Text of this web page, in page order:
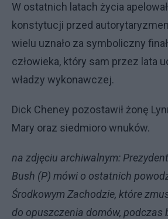
W ostatnich latach życia
konstytucji przed
wielu uznało za symboliczny
człowieka, który sam przez lata
władzy wykonawczej.
Dick Cheney pozostawił żonę
Mary oraz siedmioro wnuków.
na zdjęciu archiwalnym: Prezydent
Bush (P) mówi o ostatnich
Środkowym Zachodzie, które
do opuszczenia domów, podczas